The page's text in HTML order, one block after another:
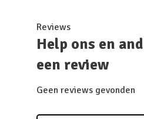
Reviews
Help ons en
een review
Geen reviews gevonden